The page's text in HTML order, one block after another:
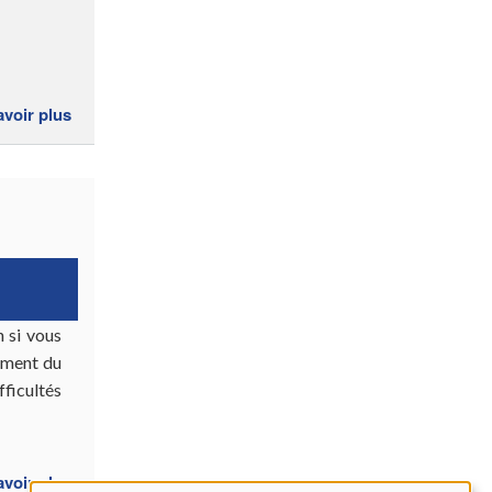
plussur
Conseils
si vous
du
plussur